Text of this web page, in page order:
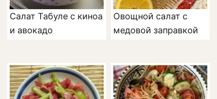
Салат Табуле с киноа
и авокадо
Овощной салат с
медовой заправкой